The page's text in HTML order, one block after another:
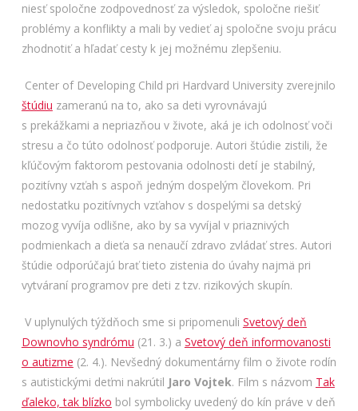
niesť spoločne zodpovednosť za výsledok, spoločne riešiť
problémy a konflikty a mali by vedieť aj spoločne svoju prácu
zhodnotiť a hľadať cesty k jej možnému zlepšeniu.
Center of Developing Child pri Hardvard University zverejnilo
štúdiu zameranú na to, ako sa deti vyrovnávajú
s prekážkami a nepriazňou v živote, aká je ich odolnosť voči
stresu a čo túto odolnosť podporuje. Autori štúdie zistili, že
kľúčovým faktorom pestovania odolnosti detí je stabilný,
pozitívny vzťah s aspoň jedným dospelým človekom. Pri
nedostatku pozitívnych vzťahov s dospelými sa detský
mozog vyvíja odlišne, ako by sa vyvíjal v priaznivých
podmienkach a dieťa sa nenaučí zdravo zvládať stres. Autori
štúdie odporúčajú brať tieto zistenia do úvahy najmä pri
vytváraní programov pre deti z tzv. rizikových skupín.
V uplynulých týždňoch sme si pripomenuli Svetový deň
Downovho syndrómu (21. 3.) a Svetový deň informovanosti
o autizme (2. 4.). Nevšedný dokumentárny film o živote rodín
s autistickými deťmi nakrútil Jaro Vojtek. Film s názvom Tak
ďaleko, tak blízko bol symbolicky uvedený do kín práve v deň